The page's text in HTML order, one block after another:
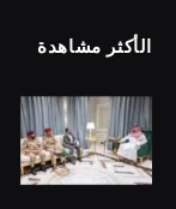
الأكثر مشاهدة